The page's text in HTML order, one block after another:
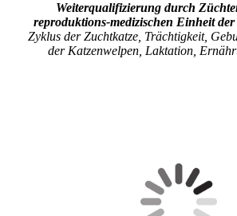
Weiterqualifizierung durch
reproduktions-medizischen Einheit
Zyklus der Zuchtkatze, Trächtigkeit,
der Katzenwelpen, Laktation,